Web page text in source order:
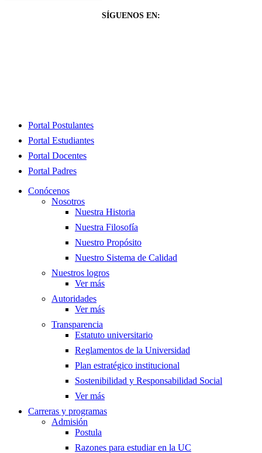
SÍGUENOS EN:
Close
Portal Postulantes
Portal Estudiantes
Portal Docentes
Portal Padres
Conócenos
Nosotros
Nuestra Historia
Nuestra Filosofía
Nuestro Propósito
Nuestro Sistema de Calidad
Nuestros logros
Ver más
Autoridades
Ver más
Transparencia
Estatuto universitario
Reglamentos de la Universidad
Plan estratégico institucional
Sostenibilidad y Responsabilidad Social
Ver más
Carreras y programas
Admisión
Postula
Razones para estudiar en la UC